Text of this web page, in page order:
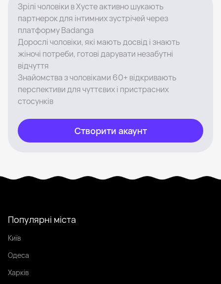
Зрілі чоловіки в Хусте активно шукають
партнерок для інтимних зустрічей через
платформу Badanga
Дорослі чоловіки, які мають досвід і знають
жіночі потреби, готові дарувати незабутні
відчуття
Знайомства з чоловіками 60+ відкривають
перспективи для чуттєвих і пристрасних
стосунків
Створити акаунт
Популярні міста
Київ
Одеса
Харків